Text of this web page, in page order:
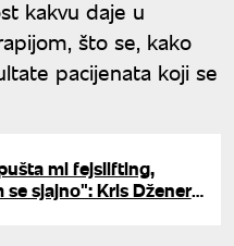
kakvu daje u
što se, kako
pacijenata koji se
mi fejslifting,
se sjajno": Kris Džener